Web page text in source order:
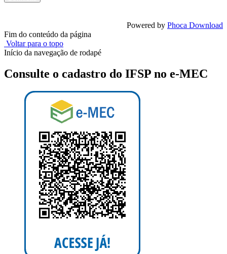
Powered by Phoca Download
Fim do conteúdo da página
Voltar para o topo
Início da navegação de rodapé
Consulte o cadastro do IFSP no e-MEC